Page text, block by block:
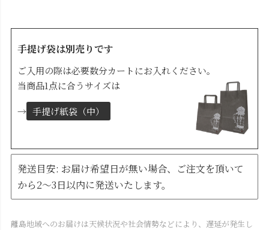
手提げ袋は別売りです
ご入用の際は必要数分カートにお入れください。
当商品1点に合うサイズは
→ 手提げ紙袋（中）
発送目安: お届け希望日が無い場合、ご注文を頂いて
から2～3日以内に発送いたします。
離島地域へのお届けは天候状況や社会情勢などにより、遅延が発生し